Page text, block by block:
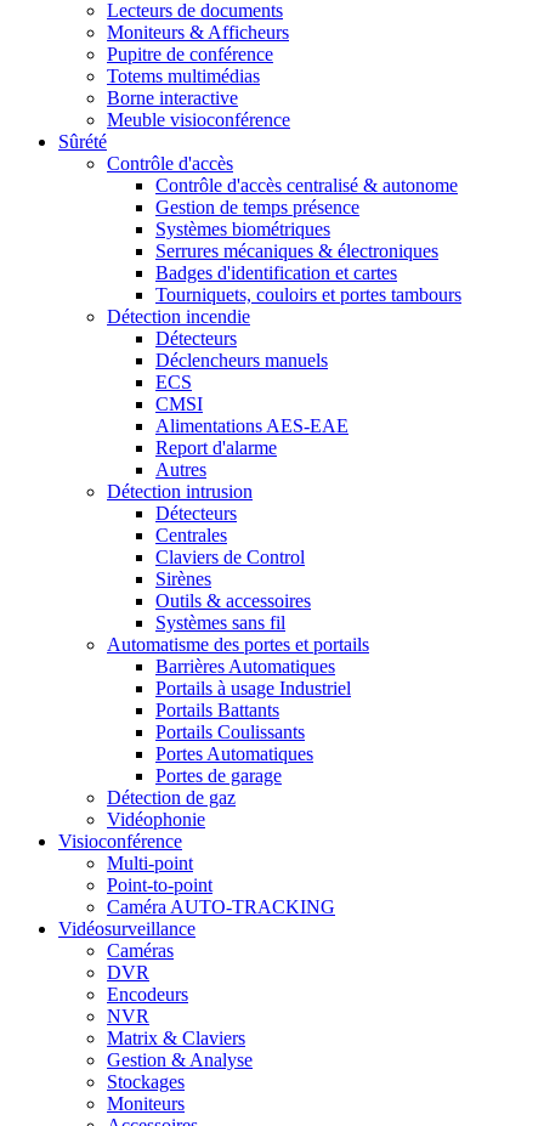
Lecteurs de documents
Moniteurs & Afficheurs
Pupitre de conférence
Totems multimédias
Borne interactive
Meuble visioconférence
Sûrété
Contrôle d'accès
Contrôle d'accès centralisé & autonome
Gestion de temps présence
Systèmes biométriques
Serrures mécaniques & électroniques
Badges d'identification et cartes
Tourniquets, couloirs et portes tambours
Détection incendie
Détecteurs
Déclencheurs manuels
ECS
CMSI
Alimentations AES-EAE
Report d'alarme
Autres
Détection intrusion
Détecteurs
Centrales
Claviers de Control
Sirènes
Outils & accessoires
Systèmes sans fil
Automatisme des portes et portails
Barrières Automatiques
Portails à usage Industriel
Portails Battants
Portails Coulissants
Portes Automatiques
Portes de garage
Détection de gaz
Vidéophonie
Visioconférence
Multi-point
Point-to-point
Caméra AUTO-TRACKING
Vidéosurveillance
Caméras
DVR
Encodeurs
NVR
Matrix & Claviers
Gestion & Analyse
Stockages
Moniteurs